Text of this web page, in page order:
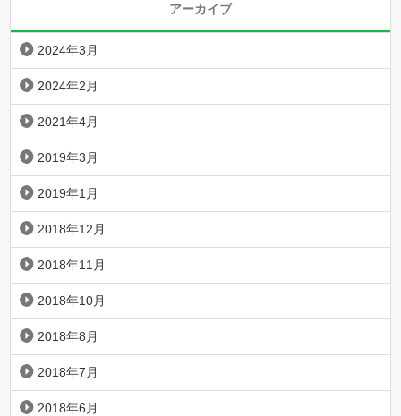
アーカイブ
2024年3月
2024年2月
2021年4月
2019年3月
2019年1月
2018年12月
2018年11月
2018年10月
2018年8月
2018年7月
2018年6月